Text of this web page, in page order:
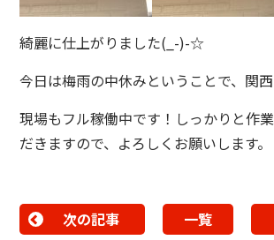
綺麗に仕上がりました(_-)-☆
今日は梅雨の中休みということで、関
現場もフル稼働中です！しっかりと作
だきますので、よろしくお願いします。
次の記事 一覧